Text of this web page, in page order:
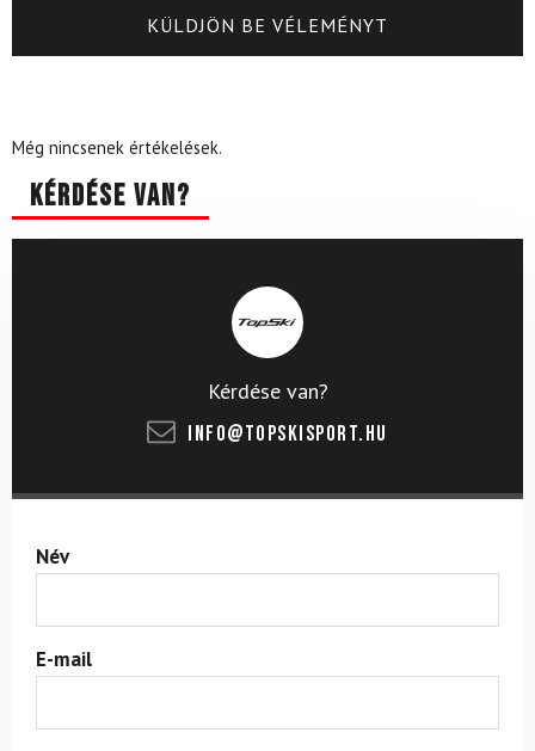
Még nincsenek értékelések.
Kérdése van?
Kérdése van?
info@topskisport.hu
Név
E-mail